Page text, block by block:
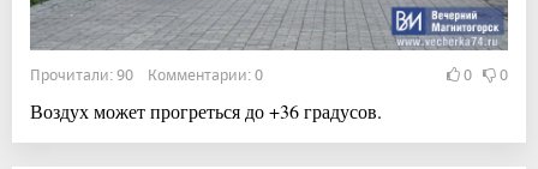
Прочитали: 90 Комментарии: 0 0 0
Воздух может прогреться до +36 градусов.